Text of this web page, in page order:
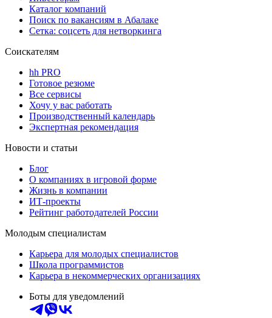
Каталог компаний
Поиск по вакансиям в Абалаке
Сетка: соцсеть для нетворкинга
Соискателям
hh PRO
Готовое резюме
Все сервисы
Хочу у вас работать
Производственный календарь
Экспертная рекомендация
Новости и статьи
Блог
О компаниях в игровой форме
Жизнь в компании
ИТ-проекты
Рейтинг работодателей России
Молодым специалистам
Карьера для молодых специалистов
Школа программистов
Карьера в некоммерческих организациях
Боты для уведомлений